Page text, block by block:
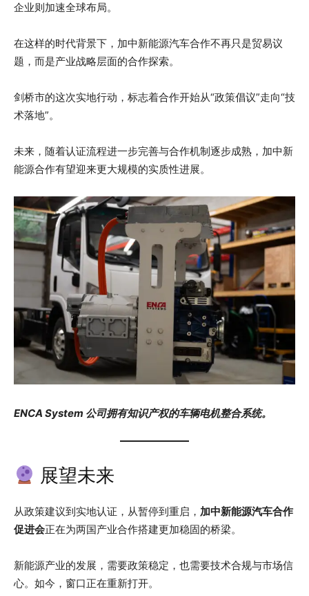
企业则加速全球布局。
在这样的时代背景下，加中新能源汽车合作不再只是贸易议
题，而是产业战略层面的合作探索。
剑桥市的这次实地行动，标志着合作开始从“政策倡议”走向“技
术落地”。
未来，随着认证流程进一步完善与合作机制逐步成熟，加中新
能源合作有望迎来更大规模的实质性进展。
ENCA System 公司拥有知识产权的车辆电机整合系统。
展望未来
从政策建议到实地认证，从暂停到重启， 加中新能源汽车合作
促进会正在为两国产业合作搭建更加稳固的桥梁。
新能源产业的发展，需要政策稳定，也需要技术合规与市场信
心。如今，窗口正在重新打开。